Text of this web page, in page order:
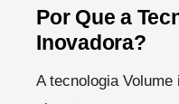
Por Que a
Inovadora?
A tecnologia